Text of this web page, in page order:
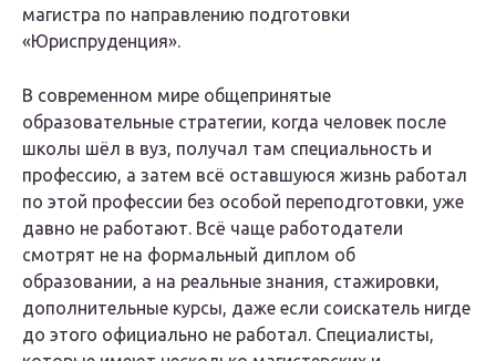
магистра по направлению подготовки
«Юриспруденция».
В современном мире общепринятые
образовательные стратегии, когда человек после
школы шёл в вуз, получал там специальность и
профессию, а затем всё оставшуюся жизнь работал
по этой профессии без особой переподготовки, уже
давно не работают. Всё чаще работодатели
смотрят не на формальный диплом об
образовании, а на реальные знания, стажировки,
дополнительные курсы, даже если соискатель нигде
до этого официально не работал. Специалисты,